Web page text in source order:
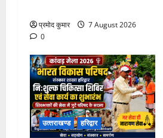
प्रमोद कुमार
7 August 2026
0
उत्‍तराखण्‍ड हरिद्वार